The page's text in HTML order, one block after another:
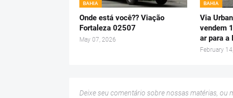
BAHIA
Onde está você?? Viação
Fortaleza 02507
May 07, 2026
BAHIA
Via
vendem
ar para a
February
Deixe seu comentário sobre nossas matérias, ou